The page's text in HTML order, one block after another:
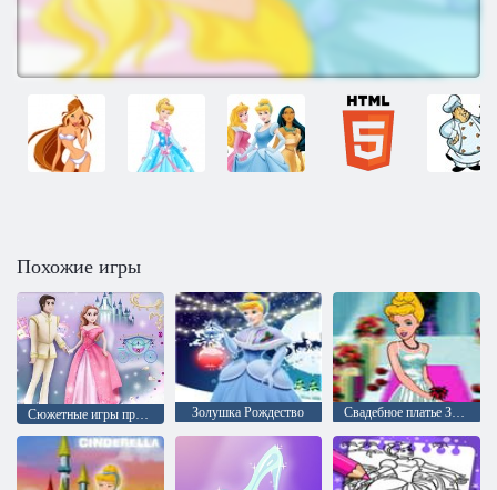
Похожие игры
Сюжетные игры принцессы Золушка Рождество Свадебное платье Золушки